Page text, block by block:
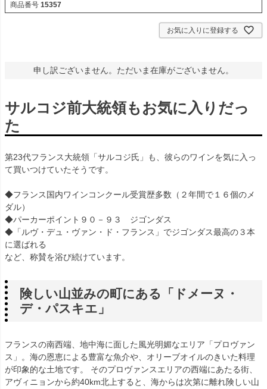
商品番号 15357
お気に入りに登録する
申し訳ございません。ただいま在庫がございません。
サルコジ前大統領もお気に入りだっ
た
第23代フランス大統領「サルコジ氏」も、彼らのワインを気に入っ
て買いつけていたそうです。
◆フランス国内ワインコンクール受賞歴多数（２年間で１６個のメ
ダル）
◆パーカーポイント９０－９３ ジゴンダス
◆「ルヴ・デュ・ヴァン・ド・フランス」でジゴンダス最高の３本
に選ばれる
など、称賛を浴び続けています。
険しい山並みの町にある「ドメーヌ・
デ・パスキエ」
フランスの南西端、地中海に面した風光明媚なエリア「プロヴァン
ス」。海の恩恵による豊富な魚介や、オリーブオイルのきいた料理
が印象的な土地です。 そのプロヴァンスエリアの西端にあたる街、
アヴィニョンから約40km北上すると、海からは次第に離れ険しい山